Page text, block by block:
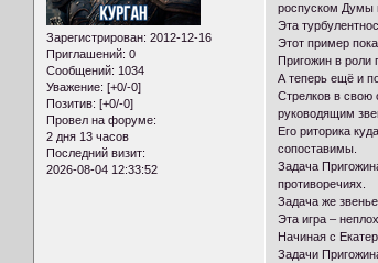
Зарегистрирован: 2012-12-16
Приглашений: 0
Сообщений: 1034
Уважение: [+0/-0]
Позитив: [+0/-0]
Провел на форуме:
2 дня 13 часов
Последний визит:
2026-08-04 12:33:52
роспуском Думы
Эта
Этот пример
Пригожин в роли
А теперь ещё и
Стрелков в свою
руководящим
Его риторика
сопоставимы.
Задача
противоречиях.
Задача же
Эта игра –
Начиная с
Задачи